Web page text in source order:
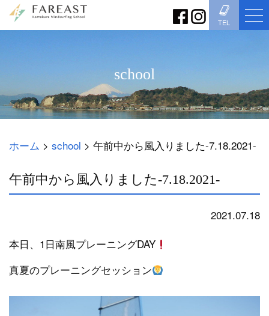
TEL
school
ホーム > school > 午前中から風入りました-7.18.2021-
午前中から風入りました-7.18.2021-
2021.07.18
本日、1日南風プレーニングDAY
真夏のプレーニングセッション